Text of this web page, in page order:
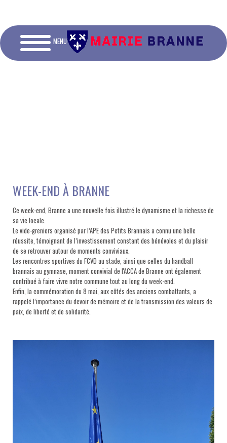
MENU
WEEK-END À BRANNE
Ce week-end, Branne a une nouvelle fois illustré le dynamisme et la richesse de
sa vie locale.
Le vide-greniers organisé par l’APE des Petits Brannais a connu une belle
réussite, témoignant de l’investissement constant des bénévoles et du plaisir
de se retrouver autour de moments conviviaux.
Les rencontres sportives du FCVD au stade, ainsi que celles du handball
brannais au gymnase, moment convivial de l'ACCA de Branne ont également
contribué à faire vivre notre commune tout au long du week-end.
Enfin, la commémoration du 8 mai, aux côtés des anciens combattants, a
rappelé l’importance du devoir de mémoire et de la transmission des valeurs de
paix, de liberté et de solidarité.